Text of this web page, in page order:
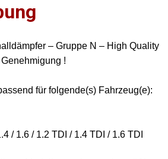
– Gruppe N – High Quality
!
für folgende(s) Fahrzeug(e):
/ 1.6 / 1.2 TDI / 1.4 TDI / 1.6 TDI